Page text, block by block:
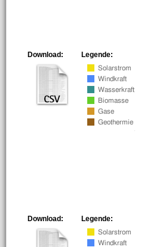
Legende:
Download:
Legende:
Download: